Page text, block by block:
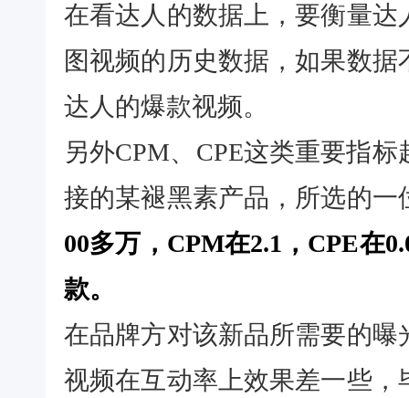
在看达人的数据上，要衡量
图视频的历史数据，如果数
达人的爆款视频。
另外CPM、CPE这类重要指
接的某褪黑素产品，所选的一
00多万，CPM在2.1，CPE在
款。
在品牌方对该新品所需要的
视频在互动率上效果差一些